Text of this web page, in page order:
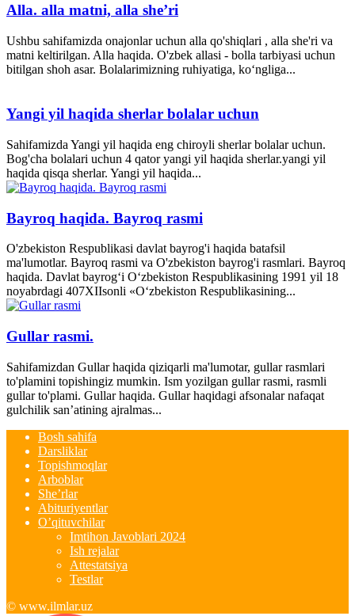
Alla. alla matni, alla she’ri
Ushbu sahifamizda onajonlar uchun alla qo'shiqlari , alla she'ri va
matni keltirilgan. Alla haqida. O'zbek allasi - bolla tarbiyasi uchun
bitilgan shoh asar. Bolalarimizning ruhiyatiga, ko‘ngliga...
Yangi yil haqida sherlar bolalar uchun
Sahifamizda Yangi yil haqida eng chiroyli sherlar bolalar uchun.
Bog'cha bolalari uchun 4 qator yangi yil haqida sherlar.yangi yil
haqida qisqa sherlar. Yangi yil haqida...
Bayroq haqida. Bayroq rasmi
O'zbekiston Respublikasi davlat bayrog'i haqida batafsil
ma'lumotlar. Bayroq rasmi va O'zbekiston bayrog'i rasmlari. Bayroq
haqida. Davlat bayrog‘i O‘zbekiston Respublikasining 1991 yil 18
noyabrdagi 407­XII­sonli «O‘zbekiston Respublikasining...
Gullar rasmi.
Sahifamizdan Gullar haqida qiziqarli ma'lumotar, gullar rasmlari
to'plamini topishingiz mumkin. Ism yozilgan gullar rasmi, rasmli
gullar to'plami. Gullar haqida. Gullar haqidagi afsonalar nafaqat
gulchilik san’atining ajralmas...
Bosh sahifa
Darsliklar
Topishmoqlar
Arboblar
She’rlar
Abituriyentlar
O’qituvchilar
Imtihon Javoblari 2024
Ish rejalar
Attestatsiya
Testlar
© www.ilmlar.uz